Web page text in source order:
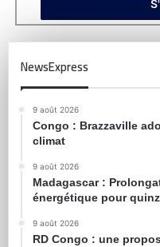
NewsExpress
9 août 2026
Congo : Brazzaville
climat
9 août 2026
Madagascar :
énergétique pour
9 août 2026
RD Congo : une